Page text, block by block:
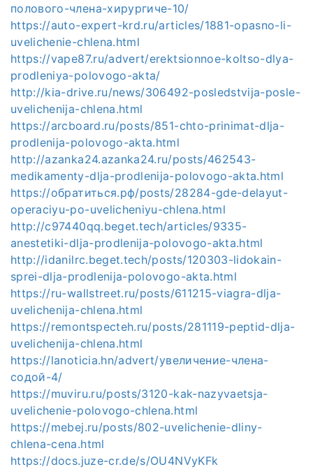
полового-члена-хирургиче-10/
https://auto-expert-krd.ru/articles/1881-opasno-li-
uvelichenie-chlena.html
https://vape87.ru/advert/erektsionnoe-koltso-dlya-
prodleniya-polovogo-akta/
http://kia-drive.ru/news/306492-posledstvija-posle-
uvelichenija-chlena.html
https://arcboard.ru/posts/851-chto-prinimat-dlja-
prodlenija-polovogo-akta.html
http://azanka24.azanka24.ru/posts/462543-
medikamenty-dlja-prodlenija-polovogo-akta.html
https://обратиться.рф/posts/28284-gde-delayut-
operaciyu-po-uvelicheniyu-chlena.html
http://c97440qq.beget.tech/articles/9335-
anestetiki-dlja-prodlenija-polovogo-akta.html
http://idanilrc.beget.tech/posts/120303-lidokain-
sprei-dlja-prodlenija-polovogo-akta.html
https://ru-wallstreet.ru/posts/611215-viagra-dlja-
uvelichenija-chlena.html
https://remontspecteh.ru/posts/281119-peptid-dlja-
uvelichenija-chlena.html
https://lanoticia.hn/advert/увеличение-члена-
содой-4/
https://muviru.ru/posts/3120-kak-nazyvaetsja-
uvelichenie-polovogo-chlena.html
https://mebej.ru/posts/802-uvelichenie-dliny-
chlena-cena.html
https://docs.juze-cr.de/s/OU4NVyKFk